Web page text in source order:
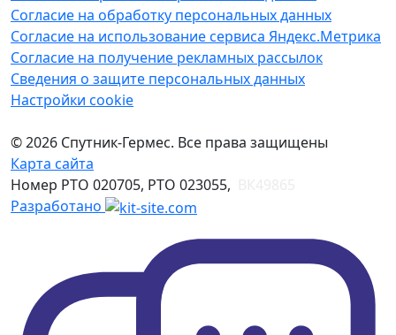
Согласие на обработку персональных данных
Согласие на использование сервиса Яндекс.Метрика
Согласие на получение рекламных рассылок
Сведения о защите персональных данных
Настройки cookie
© 2026 Спутник-Гермес. Все права защищены
Карта сайта
Номер РТО 020705, РТО 023055,
Разработано